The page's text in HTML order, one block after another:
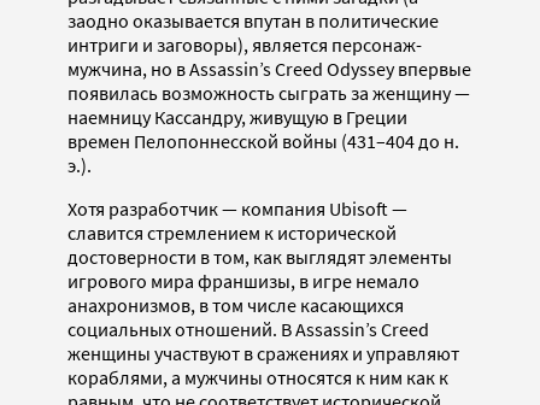
заодно оказывается впутан в политические
интриги и заговоры), является персонаж-
мужчина, но в Assassin’s Creed Odyssey впервые
появилась возможность сыграть за женщину —
наемницу Кассандру, живущую в Греции
времен Пелопоннесской войны (431–404 до н.
э.).
Хотя разработчик — компания Ubisoft —
славится стремлением к исторической
достоверности в том, как выглядят элементы
игрового мира франшизы, в игре немало
анахронизмов, в том числе касающихся
социальных отношений. В Assassin’s Creed
женщины участвуют в сражениях и управляют
кораблями, а мужчины относятся к ним как к